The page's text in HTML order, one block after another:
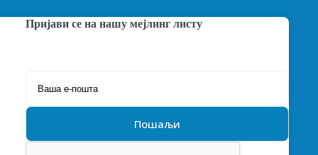
Пријави се на нашу мејлинг листу